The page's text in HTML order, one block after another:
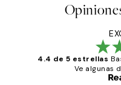
4.4 de 5 estrellas
Ve algunas